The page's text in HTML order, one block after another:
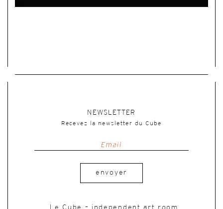
NEWSLETTER
Recevez la newsletter du Cube
envoyer